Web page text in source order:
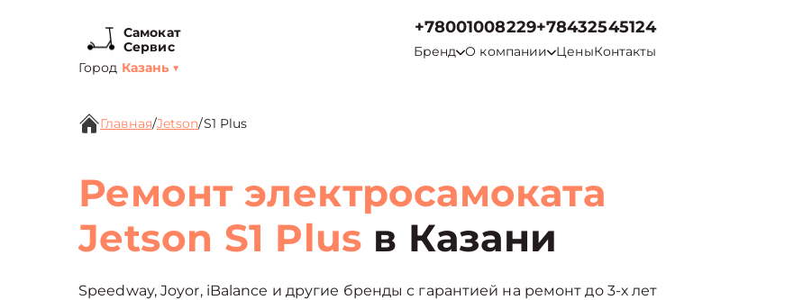
Самокат
Сервис
Город Казань ▼
+78001008229+78432545124
Бренд О компании ЦеныКонтакты
Главная/Jetson/S1 Plus
Ремонт электросамоката
Jetson S1 Plus в Казани
Speedway, Joyor, iBalance и другие бренды с гарантией на ремонт до 3-х лет